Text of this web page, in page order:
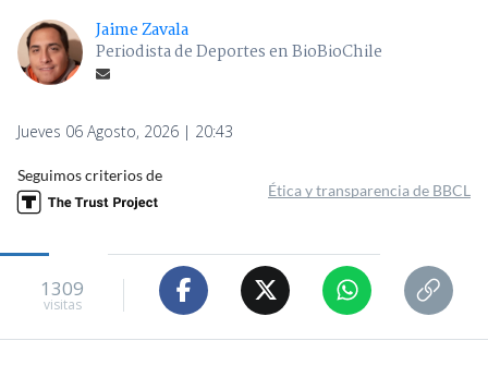
Jaime Zavala
Periodista de Deportes en BioBioChile
Jueves 06 Agosto, 2026 | 20:43
Seguimos criterios de
Ética y transparencia de BBCL
1309
visitas